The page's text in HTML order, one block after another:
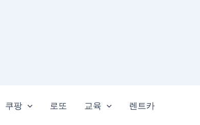
쿠팡 로또 교육 렌트카